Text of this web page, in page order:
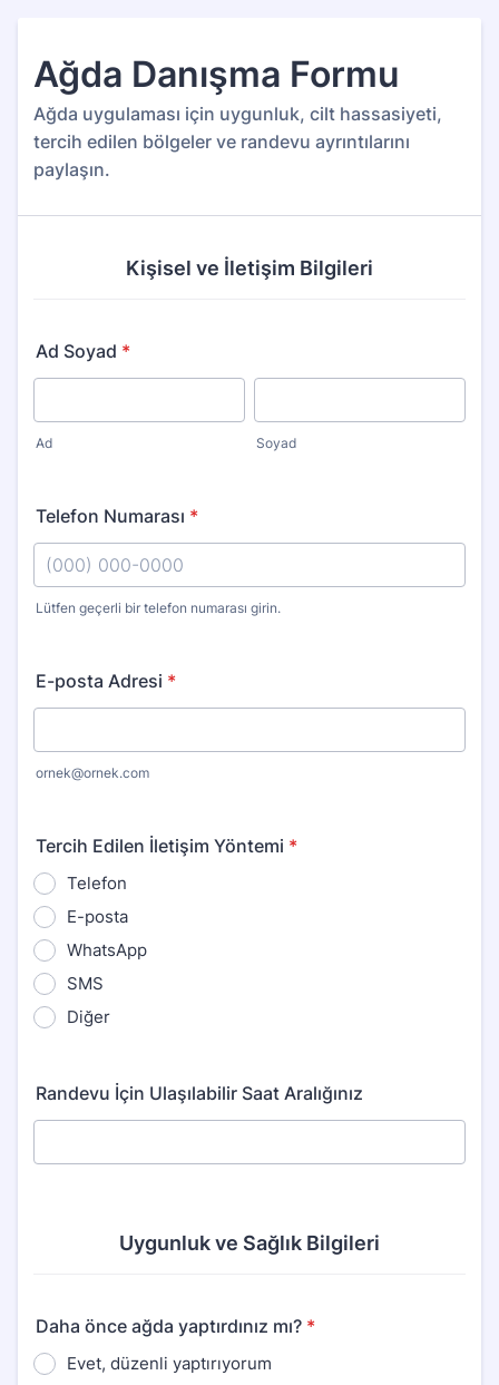
Ağda Danışma Formu
Ağda uygulaması için uygunluk, cilt hassasiyeti,
tercih edilen bölgeler ve randevu ayrıntılarını
paylaşın.
Kişisel ve İletişim Bilgileri
Ad Soyad *
Ad Soyad
Telefon Numarası *
Lütfen geçerli bir telefon numarası girin.
E-posta Adresi *
ornek@ornek.com
Tercih Edilen İletişim Yöntemi *
Telefon
E-posta
WhatsApp
SMS
Diğer
Randevu İçin Ulaşılabilir Saat Aralığınız
Uygunluk ve Sağlık Bilgileri
Daha önce ağda yaptırdınız mı? *
Evet, düzenli yaptırıyorum